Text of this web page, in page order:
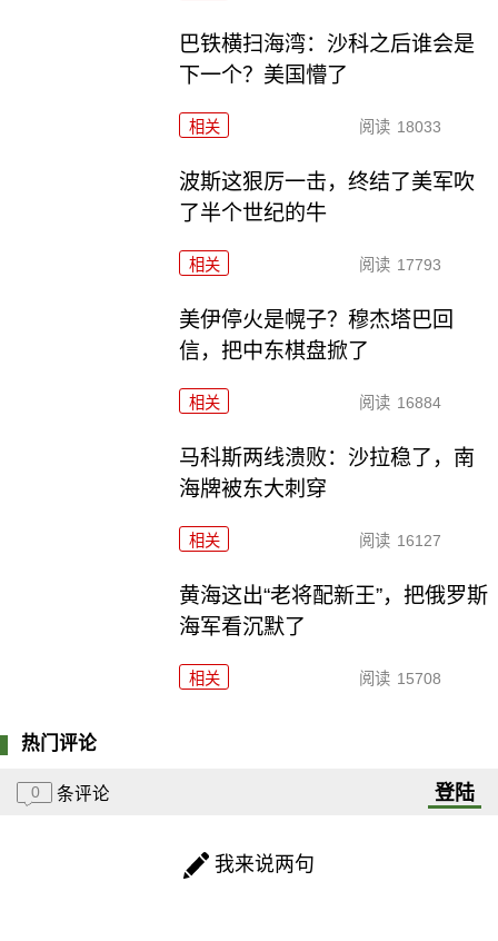
巴铁横扫海湾：沙科之后谁会是
下一个？美国懵了
相关 阅读 18033
波斯这狠厉一击，终结了美军吹
了半个世纪的牛
相关 阅读 17793
美伊停火是幌子？穆杰塔巴回
信，把中东棋盘掀了
相关 阅读 16884
马科斯两线溃败：沙拉稳了，南
海牌被东大刺穿
相关 阅读 16127
黄海这出“老将配新王”，把俄罗斯
海军看沉默了
相关 阅读 15708
热门评论
0 条评论 登陆
我来说两句